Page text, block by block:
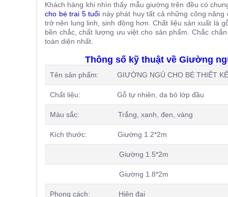
Khách hàng khi nhìn thấy mẫu giường trên đều có
cho bé trai 5 tuổi này phát huy tất cả những công
trở nên lung linh, sinh động hơn. Chất liệu sản xuất là
bền chắc, chất lượng ưu việt cho sản phẩm. Chắc
toàn diện nhất.
Thông số kỹ thuật về Giường
Tên sản phẩm: GIƯỜNG NGỦ CHO BÉ THIẾT KẾ
Chất liệu: Gỗ tự nhiên, da bò lớp đầu
Màu sắc: Trắng, xanh, đen, vàng
Kích thước: Giường 1.2*2m
Giường 1.5*2m
Giường 1.8*2m
Phong cách: Hiện đại